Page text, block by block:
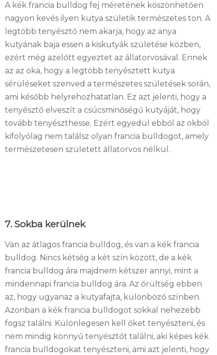
A kék francia bulldog fej méretének köszönhetően
nagyon kevés ilyen kutya születik természetes ton. A
legtöbb tenyésztő nem akarja, hogy az anya
kutyának baja essen a kiskutyák születése közben,
ezért még azelőtt egyeztet az állatorvosával. Ennek
az az oka, hogy a legtöbb tenyésztett kutya
sérüléseket szenved a természetes születések során,
ami később helyrehozhatatlan. Ez azt jelenti, hogy a
tenyésztő elveszít a csúcsminőségű kutyáját, hogy
tovább tenyészthesse. Ezért egyedül ebből az okból
kifolyólag nem találsz olyan francia bulldogot, amely
természetesen született állatorvos nélkül.
7. Sokba kerülnek
Van az átlagos francia bulldog, és van a kék francia
bulldog. Nincs kétség a két szín között, de a kék
francia bulldog ára majdnem kétszer annyi, mint a
mindennapi francia bulldog ára. Az őrültség ebben
az, hogy ugyanaz a kutyafajta, különböző színben.
Azonban a kék francia bulldogot sokkal nehezebb
fogsz találni. Különlegesen kell őket tenyészteni, és
nem mindig könnyű tenyésztőt találni, aki képes kék
francia bulldogokat tenyészteni, ami azt jelenti, hogy